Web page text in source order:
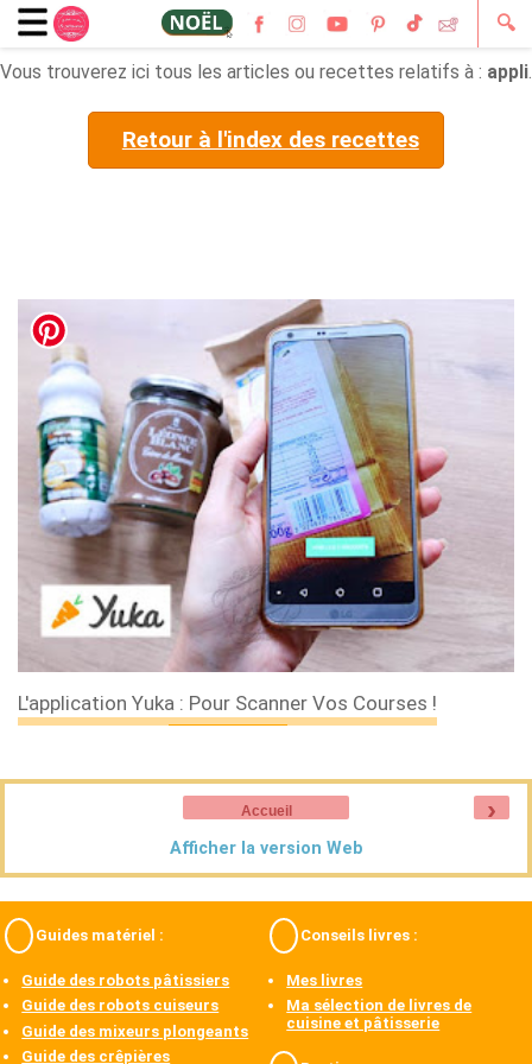
🔍
Vous trouverez ici tous les articles ou recettes relatifs à : appli
Retour à l'index des recettes
L'application Yuka : Pour Scanner Vos Courses !
›
Accueil
Afficher la version Web
Guides matériel :
Guide des robots pâtissiers
Guide des robots cuiseurs
Guide des mixeurs plongeants
Guide des crêpières
Conseils livres :
Mes livres
Ma sélection de livres de
cuisine et pâtisserie